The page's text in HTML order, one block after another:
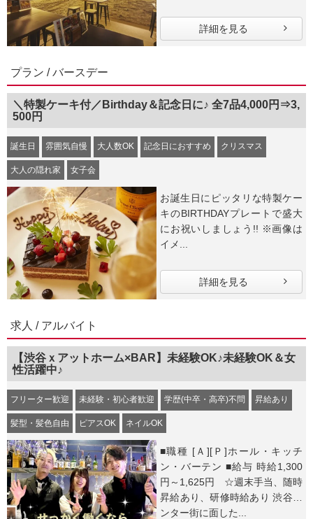
詳細を見る
プラン / バースデー
＼特製ケーキ付／Birthday＆記念日に♪ 全7品4,000円⇒3,
500円
誕生日 雰囲気自慢 大人数OK 記念日におすすめ クリスマス
大人の隠れ家 女子会
お誕生日にピッタリな特製ケー
キのBIRTHDAYプレートで盛大
にお祝いしましょう!! ※画像は
イメ...
詳細を見る
求人 / アルバイト
【渋谷ｘアットホーム×BAR】未経験OK♪未経験OK＆女
性活躍中♪
フリーター歓迎 未経験・初心者歓迎 学歴(中卒・高卒)不問 昇給あり
髪型・髪色自由 ピアスOK ネイルOK
■職種 [Ａ][Ｐ]ホール・キッチ
ン・バーテン ■給与 時給1,300
円～1,625円 ☆週末手当、随時
昇給あり、研修時給あり 渋谷セ
ンター街に面した...